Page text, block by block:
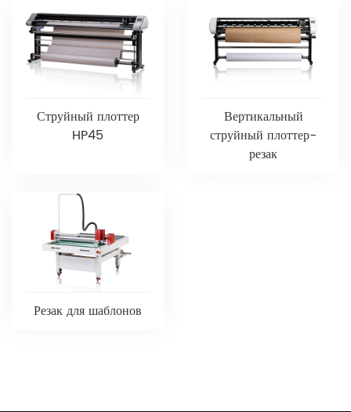
Струйный плоттер
HP45
Вертикальный
струйный плоттер-
резак
Резак для шаблонов